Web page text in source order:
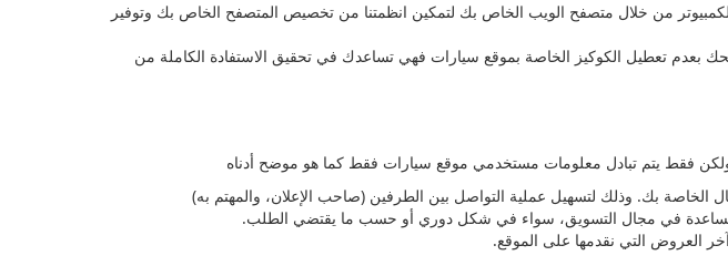
من خلال متصفح الويب الخاص بك لتمكين انظمتنا من تخصيص المتصفح الخاص بك وتوفير
بعدم تعطيل الكوكيز الخاصة بموقع سيارات فهي تساعدك في تحقيق الاستفادة الكاملة من
بك. وذلك لتسهيل عملية التواصل بين الطرفين (صاحب الإعلان، والمهتم به)
المساعدة في مجال التسويق، سواء في شكل دوري أو حسب ما يقتضي الطلب.
العروض التي نقدمها على الموقع.